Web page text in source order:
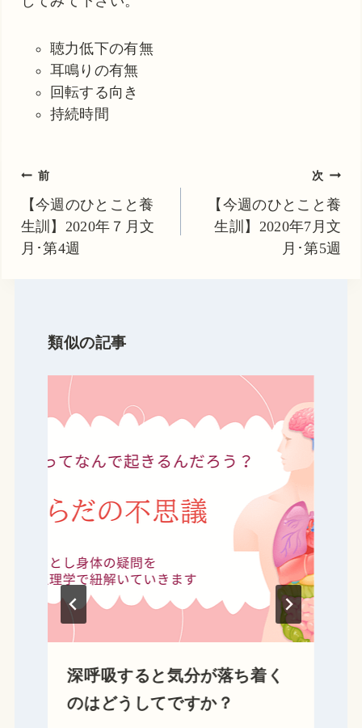
聴力低下の有無
耳鳴りの有無
回転する向き
持続時間
投
稿
ナ
ビ
前
【今週のひとこと養
生訓】2020年７月文
月･第4週
次
【今週のひとこと養
生訓】2020年7月文
月･第5週
類似の記事
深呼吸すると気分が落ち着く
のはどうしてですか？